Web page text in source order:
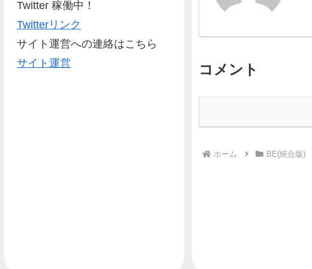
コメント
ホーム BE(統合版)
Twitter 稼働中！
Twitterリンク
サイト運営への連絡はこちら
サイト運営